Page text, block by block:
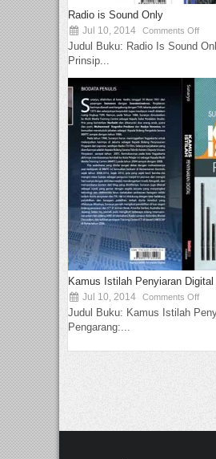
Radio is Sound Only
Jul 10, 2014 Comments Off
Judul Buku: Radio Is Sound
Prinsip...
Kamus Istilah Penyiaran Digital
Jul 10, 2014 Comments Off
Judul Buku: Kamus Istilah
Pengarang:...